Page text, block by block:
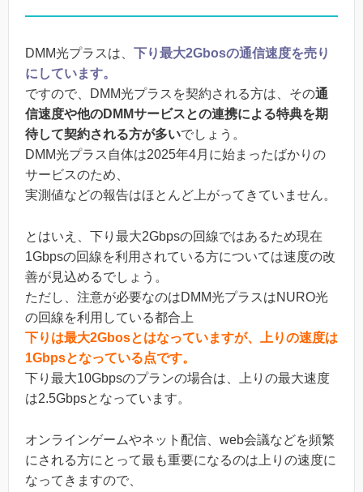
DMM光プラスは、 下り最大2Gbosの通信速度を売り
にしています。
ですので、DMM光プラスを契約される方は、その通
信速度や他のDMMサービスとの連携による特典を期
待して契約される方が多いでしょう。
DMM光プラス自体は2025年4月に始まったばかりの
サービスのため、
実測値などの報告はほとんど上がってきていません。
とはいえ、下り最大2Gbpsの回線ではあるため現在
1Gbpsの回線を利用されている方については速度の改
善が見込めるでしょう。
ただし、注意が必要なのはDMM光プラスはNURO光
の回線を利用している都合上
下りは最大2Gbosとはなっていますが、上りの速度は
1Gbpsとなっている点です。
下り最大10Gbpsのプランの場合は、上りの最大速度
は2.5Gbpsとなっています。
オンラインゲームやネット配信、web会議などを頻繁
にされる方にとって最も重要になるのは上りの速度に
なってきますので、